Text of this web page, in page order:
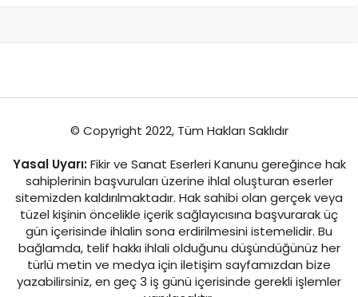
© Copyright 2022, Tüm Hakları Saklıdır
Yasal Uyarı:Fikir ve Sanat Eserleri Kanunu gereğince hak
sahiplerinin başvuruları üzerine ihlal oluşturan eserler
sitemizden kaldırılmaktadır. Hak sahibi olan gerçek veya
tüzel kişinin öncelikle içerik sağlayıcısına başvurarak üç
gün içerisinde ihlalin sona erdirilmesini istemelidir. Bu
bağlamda, telif hakkı ihlali olduğunu düşündüğünüz her
türlü metin ve medya için iletişim sayfamızdan bize
yazabilirsiniz, en geç 3 iş günü içerisinde gerekli işlemler